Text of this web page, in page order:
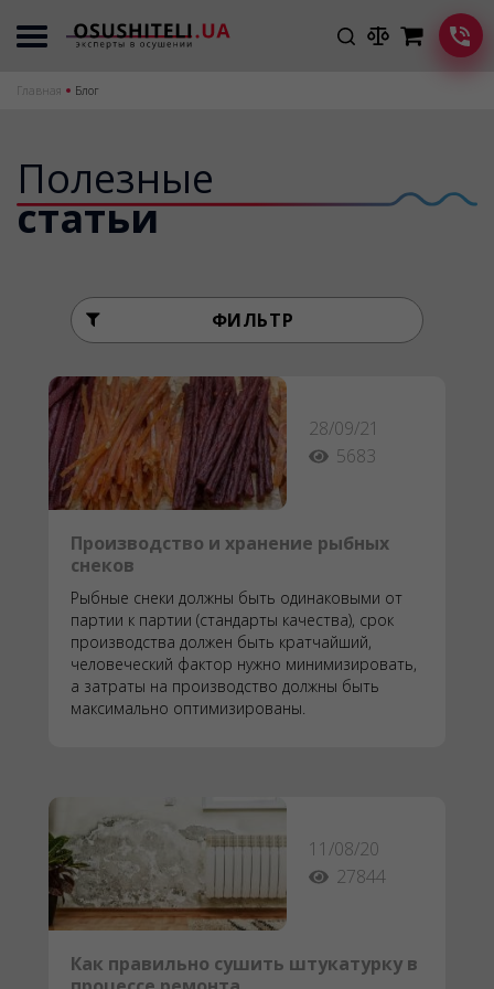
Главная Блог
Полезные
статьи
ФИЛЬТР
28/09/21
5683
Производство и хранение рыбных
снеков
Рыбные снеки должны быть одинаковыми от
партии к партии (стандарты качества), срок
производства должен быть кратчайший,
человеческий фактор нужно минимизировать,
а затраты на производство должны быть
максимально оптимизированы.
11/08/20
27844
Как правильно сушить штукатурку в
Страницы